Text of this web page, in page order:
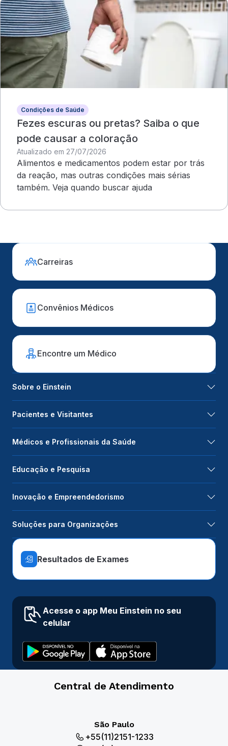
Condições de Saúde
Fezes escuras ou pretas? Saiba o que
pode causar a coloração
Atualizado em 27/07/2026
Alimentos e medicamentos podem estar por trás
da reação, mas outras condições mais sérias
também. Veja quando buscar ajuda
Carreiras
Convênios Médicos
Encontre um Médico
Sobre o Einstein
Pacientes e Visitantes
Médicos e Profissionais da Saúde
Educação e Pesquisa
Inovação e Empreendedorismo
Soluções para Organizações
Resultados de Exames
Acesse o app Meu Einstein no seu
celular
Central de Atendimento
São Paulo
+55(11)2151-1233